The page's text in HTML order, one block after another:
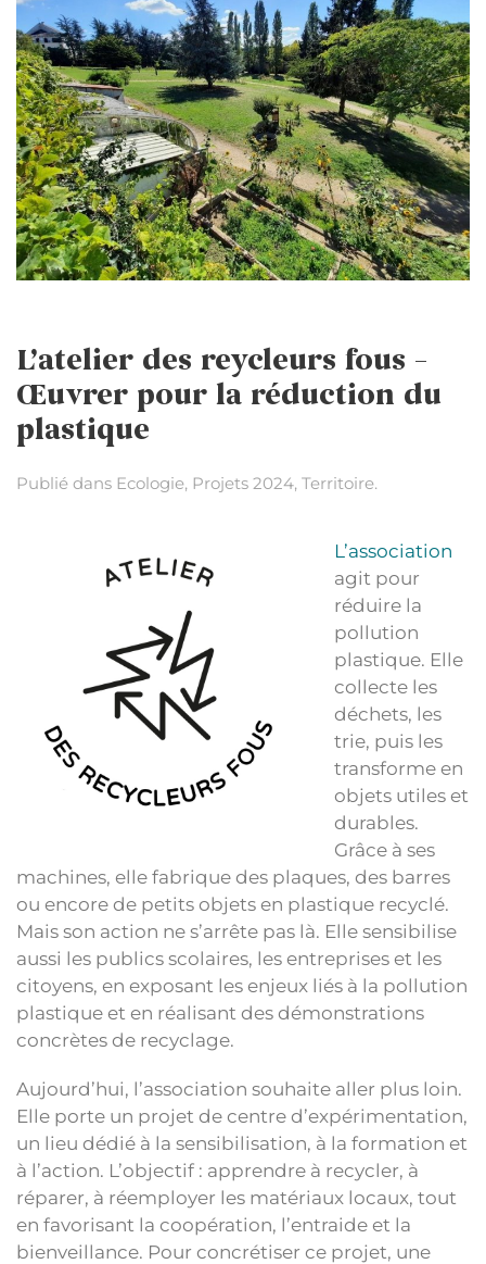
L’atelier des reycleurs fous –
Œuvrer pour la réduction du
plastique
Publié dans Ecologie, Projets 2024, Territoire.
L’association
agit pour
réduire la
pollution
plastique. Elle
collecte les
déchets, les
trie, puis les
transforme en
objets utiles et
durables.
Grâce à ses
machines, elle fabrique des plaques, des barres
ou encore de petits objets en plastique recyclé.
Mais son action ne s’arrête pas là. Elle sensibilise
aussi les publics scolaires, les entreprises et les
citoyens, en exposant les enjeux liés à la pollution
plastique et en réalisant des démonstrations
concrètes de recyclage.
Aujourd’hui, l’association souhaite aller plus loin.
Elle porte un projet de centre d’expérimentation,
un lieu dédié à la sensibilisation, à la formation et
à l’action. L’objectif : apprendre à recycler, à
réparer, à réemployer les matériaux locaux, tout
en favorisant la coopération, l’entraide et la
bienveillance. Pour concrétiser ce projet, une